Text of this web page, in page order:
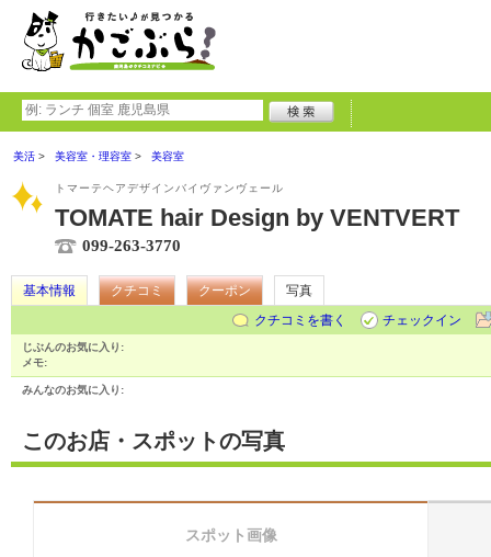
美活 美容室・理容室 美容室
トマーテヘアデザインバイヴァンヴェール
TOMATE hair Design by VENTVERT
099-263-3770
基本情報 クチコミ クーポン
写真
クチコミを書く
チェックイン
じぶんのお気に入り:
メモ:
みんなのお気に入り:
このお店・スポットの写真
スポット画像